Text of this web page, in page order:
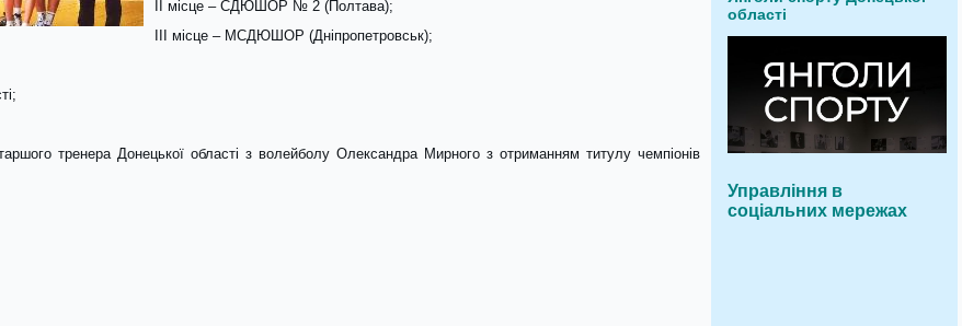
II місце – СДЮШОР № 2 (Полтава);
III місце – МСДЮШОР (Дніпропетровськ);
тренера Донецької області з волейболу Олександра Мирного з отриманням титулу чемпіонів
області
Управління в
соціальних мережах